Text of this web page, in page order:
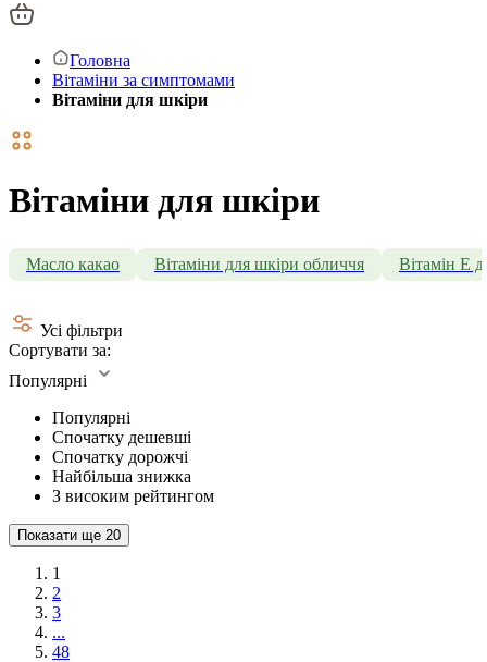
Головна
Вітаміни за симптомами
Вітаміни для шкіри
Вітаміни для шкіри
Масло какао Вітаміни для шкіри обличчя Вітамін Е
Усі фільтри
Сортувати за:
Популярні
Популярні
Спочатку дешевші
Спочатку дорожчі
Найбільша знижка
З високим рейтингом
Показати ще 20
1
2
3
...
48